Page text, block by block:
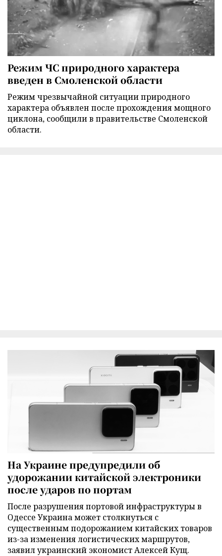
Режим ЧС природного характера
введен в Смоленской области
Режим чрезвычайной ситуации природного
характера объявлен после прохождения мощного
циклона, сообщили в правительстве Смоленской
области.
На Украине предупредили об
удорожании китайской электроники
после ударов по портам
После разрушения портовой инфраструктуры в
Одессе Украина может столкнуться с
существенным подорожанием китайских товаров
из-за изменения логистических маршрутов,
заявил украинский экономист Алексей Кущ.